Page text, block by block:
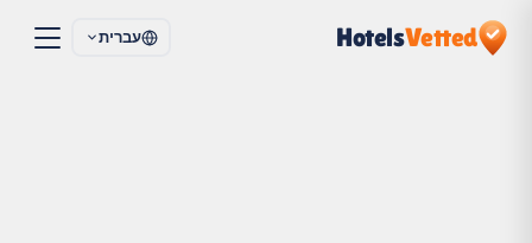
HotelsVetted עברית